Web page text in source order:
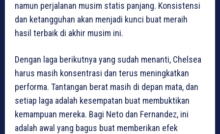
namun perjalanan musim statis panjang. Konsistensi
dan ketangguhan akan menjadi kunci buat meraih
hasil terbaik di akhir musim ini.
Dengan laga berikutnya yang sudah menanti, Chelsea
harus masih konsentrasi dan terus meningkatkan
performa. Tantangan berat masih di depan mata, dan
setiap laga adalah kesempatan buat membuktikan
kemampuan mereka. Bagi Neto dan Fernandez, ini
adalah awal yang bagus buat memberikan efek